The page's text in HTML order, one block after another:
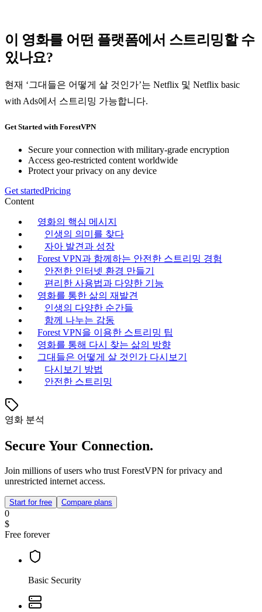
이 영화를 어떤 플랫폼에서 스트리밍할 수
있나요?
현재 ‘그대들은 어떻게 살 것인가’는 Netflix 및 Netflix basic
with Ads에서 스트리밍 가능합니다.
Get Started with ForestVPN
Secure your connection with military-grade encryption
Access geo-restricted content worldwide
Protect your privacy on any device
Get startedPricing
Content
영화의 핵심 메시지
인생의 의미를 찾다
자아 발견과 성장
Forest VPN과 함께하는 안전한 스트리밍 경험
안전한 인터넷 환경 만들기
편리한 사용법과 다양한 기능
영화를 통한 삶의 재발견
인생의 다양한 순간들
함께 나누는 감동
Forest VPN을 이용한 스트리밍 팁
영화를 통해 다시 찾는 삶의 방향
그대들은 어떻게 살 것인가 다시보기
다시보기 방법
안전한 스트리밍
영화 분석
Secure Your Connection.
Join millions of users who trust ForestVPN for privacy and
unrestricted internet access.
Start for free Compare plans
0
$
Free forever
Basic Security